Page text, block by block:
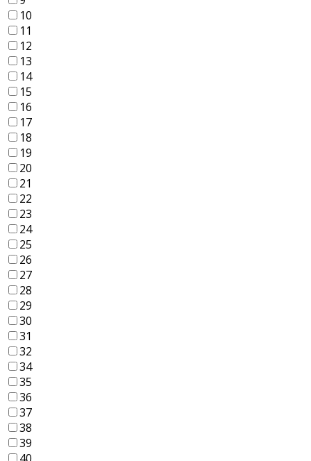
10
11
12
13
14
15
16
17
18
19
20
21
22
23
24
25
26
27
28
29
30
31
32
34
35
36
37
38
39